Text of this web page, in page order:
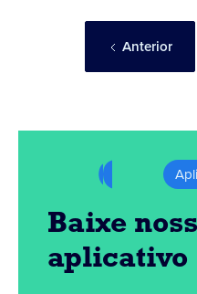
Anterior
Baixe
aplicativo